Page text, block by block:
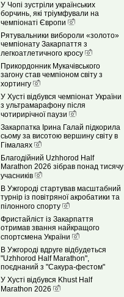
У Чопі зустріли українських
борчинь, які тріумфували на
чемпіонаті Європи
Рятувальники вибороли «золото»
чемпіонату Закарпаття з
легкоатлетичного кросу
Прикордонник Мукачівського
загону став чемпіоном світу з
хортингу
У Хусті відбувся чемпіонат України
з ультрамарафону після
чотирирічної паузи
Закарпатка Ірина Галай підкорила
сьому за висотою вершину світу в
Гімалаях
Благодійний Uzhhorod Half
Marathon 2026 зібрав понад тисячу
учасників
В Ужгороді стартував масштабний
турнір із повітряної акробатики та
пілонного спорту
Фристайліст із Закарпаття
отримав звання найкращого
спортсмена України
В Ужгороді вдруге відбудеться
"Uzhhorod Half Marathon",
поєднаний з "Сакура-фестом"
У Хусті відбувся Khust Half
Marathon 2026